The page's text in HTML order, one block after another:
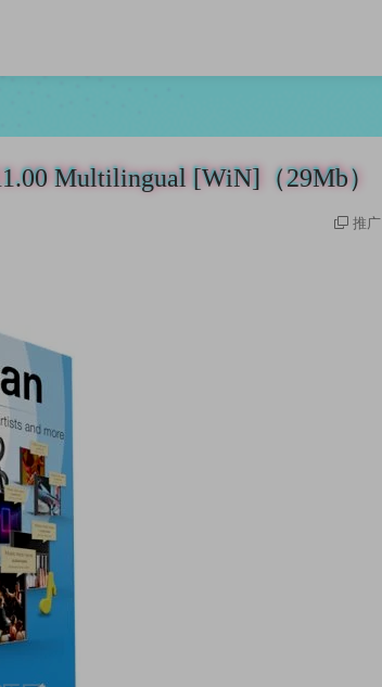
Multilingual [WiN]（29Mb）
推广